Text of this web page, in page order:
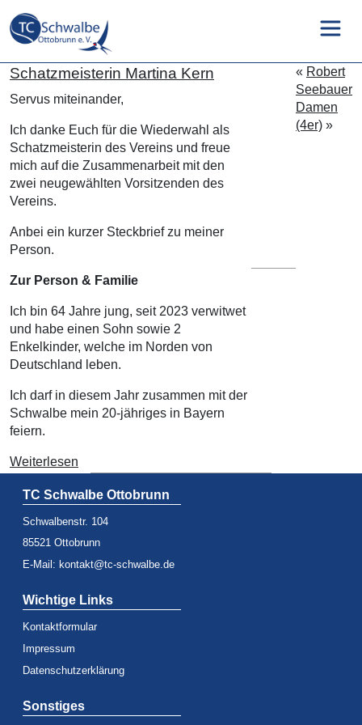
Schatzmeisterin Martina Kern
Servus miteinander,
Ich danke Euch für die Wiederwahl als
Schatzmeisterin des Vereins und freue
mich auf die Zusammenarbeit mit den
zwei neugewählten Vorsitzenden des
Vereins.
Anbei ein kurzer Steckbrief zu meiner
Person.
Zur Person & Familie
Ich bin 64 Jahre jung, seit 2023 verwitwet
und habe einen Sohn sowie 2
Enkelkinder, welche im Norden von
Deutschland leben.
Ich darf in diesem Jahr zusammen mit der
Schwalbe mein 20-jähriges in Bayern
feiern.
Weiterlesen
« Robert
Seebauer
Damen
(4er) »
TC Schwalbe Ottobrunn
Schwalbenstr. 104
85521 Ottobrunn
E-Mail: kontakt@tc-schwalbe.de
Wichtige Links
Kontaktformular
Impressum
Datenschutzerklärung
Sonstiges